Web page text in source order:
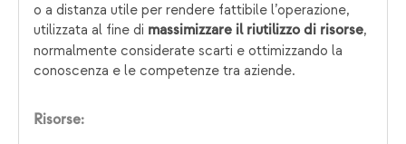
o a distanza utile per rendere fattibile l’operazione,
utilizzata al fine di massimizzare il riutilizzo di risorse,
normalmente considerate scarti e ottimizzando la
conoscenza e le competenze tra aziende.
Risorse: